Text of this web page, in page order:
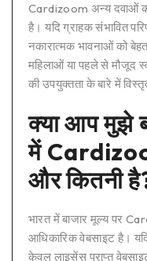
Cardizoom अन्य दवाओं
है। यदि ग्राहक संभावित
नकारात्मक भावनाओं को
महिलाओं या पहले से मौजूद
की उपयुक्तता के बारे में
क्या आप मुझे
में
और कितनी
भारत में बाजार मूल्य पर
आधिकारिक वेबसाइट है।
केवल लाइसेंस प्राप्त